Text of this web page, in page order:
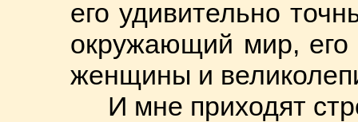
его удивительно
окружающий мир, его
женщины и
И мне приходят